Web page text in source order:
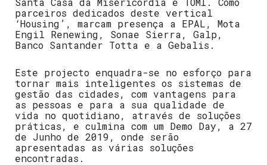
parceiros dedicados deste vertical
‘Housing’, marcam presença a EPAL, Mota
Engil Renewing, Sonae Sierra, Galp,
Banco Santander Totta e a Gebalis.
Este projecto enquadra-se no esforço para
tornar mais inteligentes os sistemas de
gestão das cidades, com vantagens para
as pessoas e para a sua qualidade de
vida no quotidiano, através de soluções
práticas, e culmina com um Demo Day, a 27
de Junho de 2019, onde serão
apresentadas as várias soluções
encontradas.